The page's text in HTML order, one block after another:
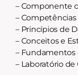
– Componente
–
– Princípios de
– Conceitos e
– Fundamentos
– Laboratório